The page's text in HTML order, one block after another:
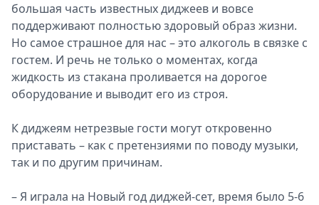
большая часть известных диджеев и вовсе
поддерживают полностью здоровый образ жизни.
Но самое страшное для нас – это алкоголь в связке с
гостем. И речь не только о моментах, когда
жидкость из стакана проливается на дорогое
оборудование и выводит его из строя.
К диджеям нетрезвые гости могут откровенно
приставать – как с претензиями по поводу музыки,
так и по другим причинам.
– Я играла на Новый год диджей-сет, время было 5-6